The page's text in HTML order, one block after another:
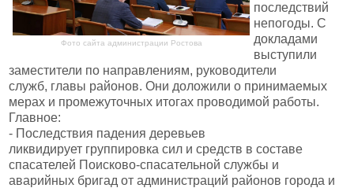
Фото сайта администрации Ростова
последствий
непогоды. С
докладами
выступили
заместители по направлениям, руководители
служб, главы районов. Они доложили о принимаемых
мерах и промежуточных итогах проводимой работы.
Главное:
- Последствия падения деревьев
ликвидирует группировка сил и средств в составе
спасателей Поисково-спасательной службы и
аварийных бригад от администраций районов города и